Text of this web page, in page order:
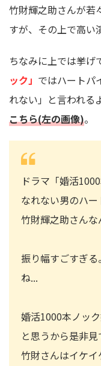
竹財輝之助さんが若
すが、その上で高い
ちなみに上では挙げ
ック」 ではハートパ
れない」と言われる
こちら(左の画像)。
ドラマ「婚活
なれない男のハ
竹財輝之助さん
振り幅すごすぎ
ね...
婚活1000本ノッ
と思うから是非
竹財さんはイケ